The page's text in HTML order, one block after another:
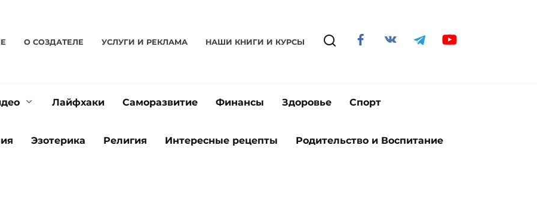
О CОЗДАТЕЛЕ УСЛУГИ И РЕКЛАМА НАШИ КНИГИ И КУРСЫ
Лайфхаки Саморазвитие Финансы Здоровье Спорт
Эзотерика Религия Интересные рецепты Родительство и Воспитание